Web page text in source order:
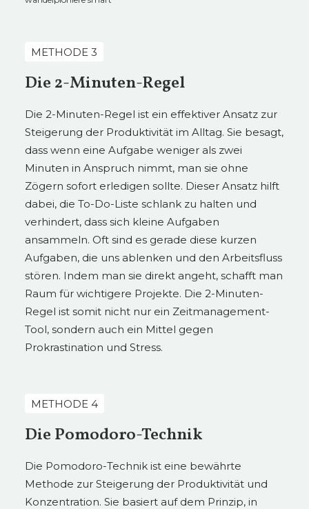
METHODE 3
Die 2-Minuten-Regel
Die 2-Minuten-Regel ist ein effektiver Ansatz zur
Steigerung der Produktivität im Alltag. Sie besagt,
dass wenn eine Aufgabe weniger als zwei
Minuten in Anspruch nimmt, man sie ohne
Zögern sofort erledigen sollte. Dieser Ansatz hilft
dabei, die To-Do-Liste schlank zu halten und
verhindert, dass sich kleine Aufgaben
ansammeln. Oft sind es gerade diese kurzen
Aufgaben, die uns ablenken und den Arbeitsfluss
stören. Indem man sie direkt angeht, schafft man
Raum für wichtigere Projekte. Die 2-Minuten-
Regel ist somit nicht nur ein Zeitmanagement-
Tool, sondern auch ein Mittel gegen
Prokrastination und Stress.
METHODE 4
Die Pomodoro-Technik
Die Pomodoro-Technik ist eine bewährte
Methode zur Steigerung der Produktivität und
Konzentration. Sie basiert auf dem Prinzip, in